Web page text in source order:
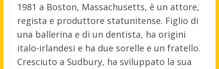
1981 a Boston, Massachusetts, è un attore,
regista e produttore statunitense. Figlio di
una ballerina e di un dentista, ha origini
italo-irlandesi e ha due sorelle e un fratello.
Cresciuto a Sudbury, ha sviluppato la sua